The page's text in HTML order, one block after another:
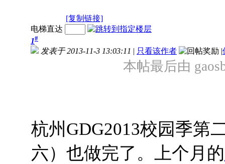
[复制链接]
电梯直达
1#
发表于 2013-11-3 13:03:11 | 只看该作者 |
本帖最后由
杭州GDG2013校园季第
六）也做完了。上个月的